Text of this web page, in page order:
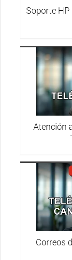
Soporte HP
Atención
Correos